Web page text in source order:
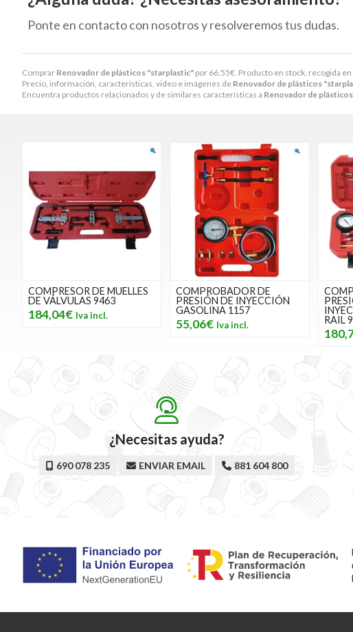
Comprar Renovador de plásticos "starplastic" por 66,55€ . Producto en stock, recogida en
Precio, información, características, video e imágenes de Renovador de plásticos
Encuentra productos relacionados y de similares características a Renovador de
Ponte en contacto con nosotros y resolveremos tus dudas.
COMPRESOR DE MUELLES
DE VÁLVULAS 9463
184,04€
COMPROBADOR DE
PRESIÓN DE INYECCIÓN
GASOLINA 1157
55,06€
RAIL
¿Necesitas ayuda?
690 078 235 ENVIAR EMAIL 881 604 800